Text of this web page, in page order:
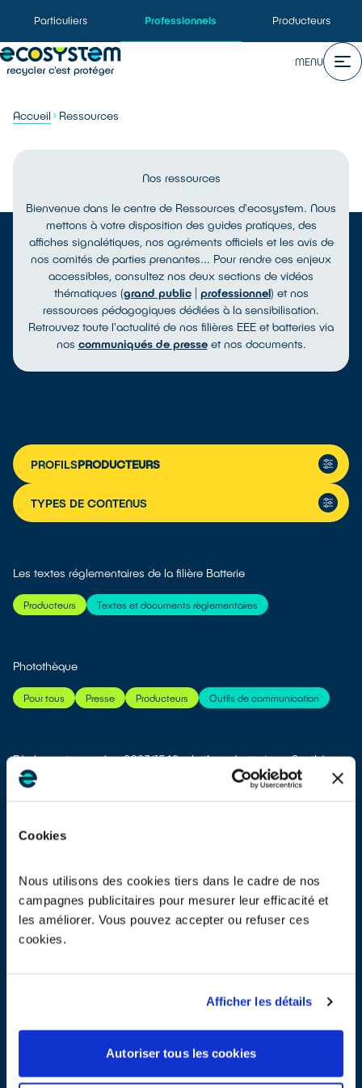
Cookies
Nous utilisons des cookies tiers dans le cadre de nos
campagnes publicitaires pour mesurer leur efficacité et
les améliorer. Vous pouvez accepter ou refuser ces
cookies.
Afficher les détails
Autoriser tous les cookies
Particuliers Professionnels Producteurs
MENU
Accueil Ressources
Nos ressources
Bienvenue dans le centre de Ressources d'ecosystem. Nous
mettons à votre disposition des guides pratiques, des
affiches signalétiques, nos agréments officiels et les avis de
nos comités de parties prenantes... Pour rendre ces enjeux
accessibles, consultez nos deux sections de vidéos
thématiques (grand public| professionnel) et nos
ressources pédagogiques dédiées à la sensibilisation.
Retrouvez toute l'actualité de nos filières EEE et batteries via
nos communiqués de presseet nos documents.
PROFILSPRODUCTEURS
TYPES DE CONTENUS
Les textes réglementaires de la filière Batterie
Producteurs Textes et documents règlementaires
Photothèque
Pour tous Presse Producteurs Outils de communication
Règlement européen 2023/1542 relatif aux batteries – Synthèse
Producteurs Textes et documents règlementaires
Presse Producteurs
Distributeurs grand public
Distributeurs pour les pros
Guides pratiques
Consultez ici les barèmes des montants d'éco-participation